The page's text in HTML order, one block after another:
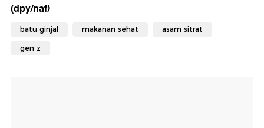
(dpy/naf)
batu ginjal makanan sehat asam sitrat
gen z